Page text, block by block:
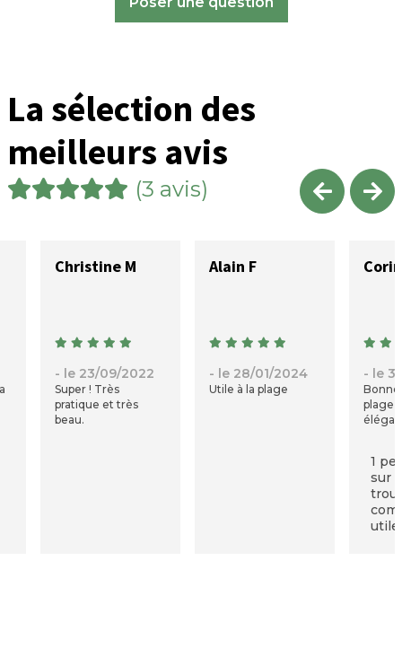
La sélection des
meilleurs avis
(3 avis)
Christine M
- le 23/09/2022
Super ! Très
pratique et très
beau.
Alain F
- le 28/01/2024
Utile à la plage
- le
Bonne
plage
1
sur
utile.